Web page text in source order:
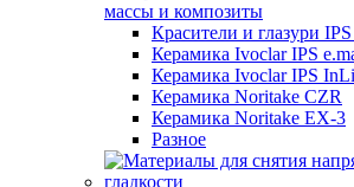
массы и композиты
Красители и глазури
Керамика Ivoclar IPS
Керамика Ivoclar IPS
Керамика Noritake CZR
Керамика Noritake EX-3
Разное